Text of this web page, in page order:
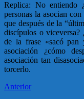
Replica: No entiendo
personas la asocian
que después de la
discípulos o viceversa?
de la frase «sacó
asociación ¿cómo
asociación tan
torcerlo.
Anterior